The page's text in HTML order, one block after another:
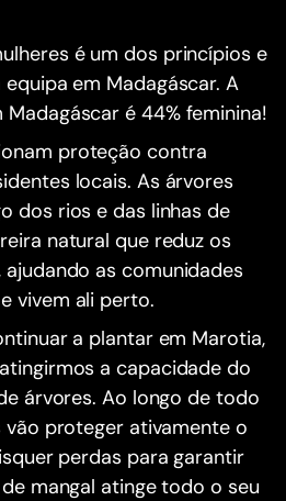
é um dos princípios e
em Madagáscar. A
é 44% feminina!
proteção contra
locais. As árvores
dos rios e das linhas de
natural que reduz os
as comunidades
vivem ali perto.
a plantar em Marotia,
a capacidade do
árvores. Ao longo de todo
proteger ativamente o
perdas para garantir
mangal atinge todo o seu